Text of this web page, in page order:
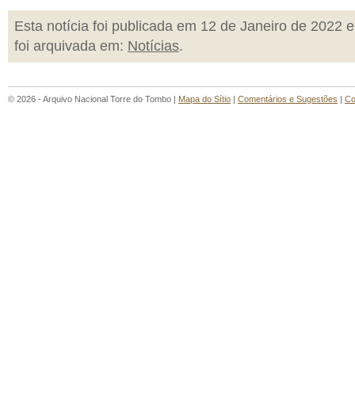
Esta notícia foi publicada em 12 de Janeiro de 2022 e
foi arquivada em: Notícias.
© 2026 - Arquivo Nacional Torre do Tombo | Mapa do Sítio | Comentários e Sugestões |